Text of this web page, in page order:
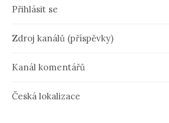
Přihlásit se
Zdroj kanálů (příspěvky)
Kanál komentářů
Česká lokalizace